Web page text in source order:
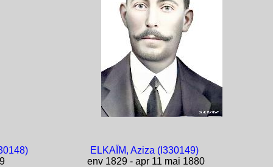
ELKAÏM, Aziza (I330149)
env 1829 - apr 11 mai 1880